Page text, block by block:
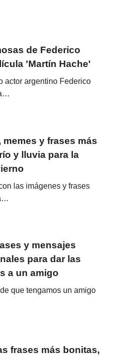
de Federico
'Martín Hache'
actor argentino Federico
memes y frases más
y lluvia para la
las imágenes y frases
y mensajes
para dar las
a un amigo
que tengamos un amigo
frases más bonitas,